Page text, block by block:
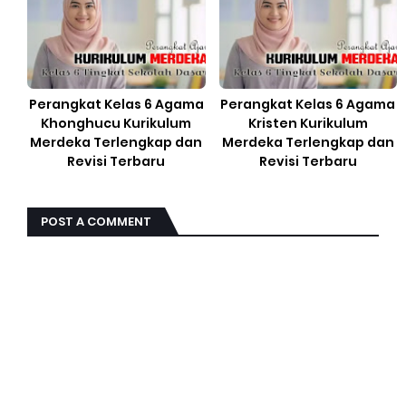
Perangkat Kelas 6 Agama
Khonghucu Kurikulum
Merdeka Terlengkap dan
Revisi Terbaru
Perangkat Kelas 6 Agama
Kristen Kurikulum
Merdeka Terlengkap dan
Revisi Terbaru
POST A COMMENT